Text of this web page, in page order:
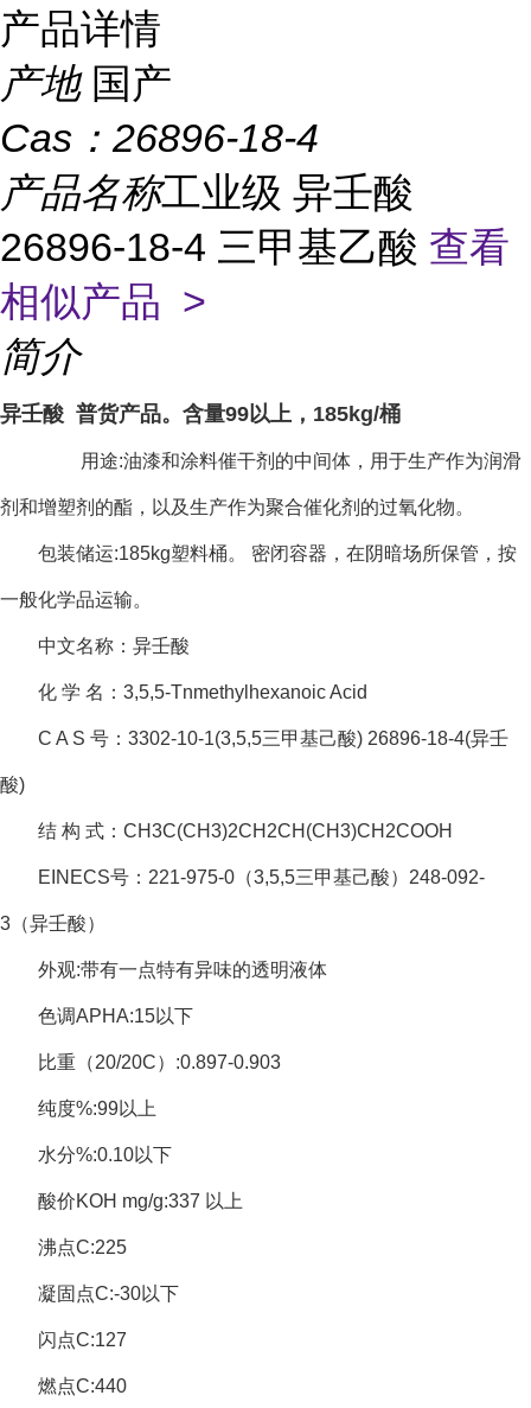
产品详情
产地 国产
Cas： 26896-18-4
产品名称工业级 异壬酸
26896-18-4 三甲基乙酸 查看
相似产品 >
简介
异壬酸 普货产品。含量99以上，185kg/桶
用途:油漆和涂料催干剂的中间体，用于生产作为润滑
剂和增塑剂的酯，以及生产作为聚合催化剂的过氧化物。
包装储运:185kg塑料桶。 密闭容器，在阴暗场所保管，按
一般化学品运输。
中文名称：异壬酸
化 学 名：3,5,5-Tnmethylhexanoic Acid
C A S 号：3302-10-1(3,5,5三甲基己酸) 26896-18-4(异壬
酸)
结 构 式：CH3C(CH3)2CH2CH(CH3)CH2COOH
EINECS号：221-975-0（3,5,5三甲基己酸）248-092-
3（异壬酸）
外观:带有一点特有异味的透明液体
色调APHA:15以下
比重（20/20C）:0.897-0.903
纯度%:99以上
水分%:0.10以下
酸价KOH mg/g:337 以上
沸点C:225
凝固点C:-30以下
闪点C:127
燃点C:440